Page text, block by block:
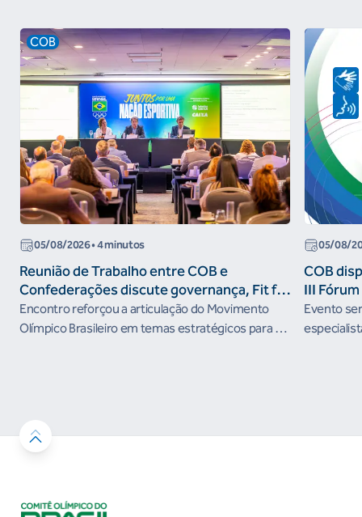
COB
05/08/2026• 4 minutos
Reunião de Trabalho entre COB e
Confederações discute governança, Fit for
the Future e presença do Brasil em
organismos internacionais
Encontro reforçou a articulação do Movimento
Olímpico Brasileiro em temas estratégicos para os
05/08/
COB
III
Evento